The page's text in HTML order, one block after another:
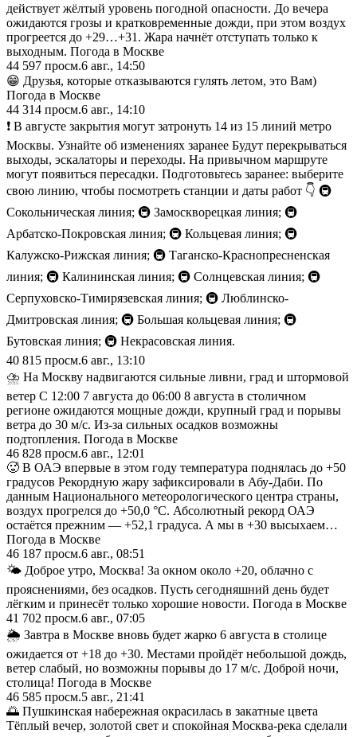
действует жёлтый уровень погодной опасности. До вечера
ожидаются грозы и кратковременные дожди, при этом воздух
прогреется до +29…+31. Жара начнёт отступать только к
выходным. Погода в Москве
44 597 просм.6 авг., 14:50
😁 Друзья, которые отказываются гулять летом, это Вам)
Погода в Москве
44 314 просм.6 авг., 14:10
❗️ В августе закрытия могут затронуть 14 из 15 линий метро
Москвы. Узнайте об изменениях заранее Будут перекрываться
выходы, эскалаторы и переходы. На привычном маршруте
могут появиться пересадки. Подготовьтесь заранее: выберите
свою линию, чтобы посмотреть станции и даты работ 👇 🚇
Сокольническая линия; 🚇 Замоскворецкая линия; 🚇
Арбатско-Покровская линия; 🚇 Кольцевая линия; 🚇
Калужско-Рижская линия; 🚇 Таганско-Краснопресненская
линия; 🚇 Калининская линия; 🚇 Солнцевская линия; 🚇
Серпуховско-Тимирязевская линия; 🚇 Люблинско-
Дмитровская линия; 🚇 Большая кольцевая линия; 🚇
Бутовская линия; 🚇 Некрасовская линия.
40 815 просм.6 авг., 13:10
⛈️ На Москву надвигаются сильные ливни, град и штормовой
ветер С 12:00 7 августа до 06:00 8 августа в столичном
регионе ожидаются мощные дожди, крупный град и порывы
ветра до 30 м/с. Из-за сильных осадков возможны
подтопления. Погода в Москве
46 828 просм.6 авг., 12:01
🥵 В ОАЭ впервые в этом году температура поднялась до +50
градусов Рекордную жару зафиксировали в Абу-Даби. По
данным Национального метеорологического центра страны,
воздух прогрелся до +50,0 °C. Абсолютный рекорд ОАЭ
остаётся прежним — +52,1 градуса. А мы в +30 высыхаем…
Погода в Москве
46 187 просм.6 авг., 08:51
🌤 Доброе утро, Москва! За окном около +20, облачно с
прояснениями, без осадков. Пусть сегодняшний день будет
лёгким и принесёт только хорошие новости. Погода в Москве
41 702 просм.6 авг., 07:05
🌦 Завтра в Москве вновь будет жарко 6 августа в столице
ожидается от +18 до +30. Местами пройдёт небольшой дождь,
ветер слабый, но возможны порывы до 17 м/с. Доброй ночи,
столица! Погода в Москве
46 585 просм.5 авг., 21:41
🌅 Пушкинская набережная окрасилась в закатные цвета
Тёплый вечер, золотой свет и спокойная Москва-река сделали